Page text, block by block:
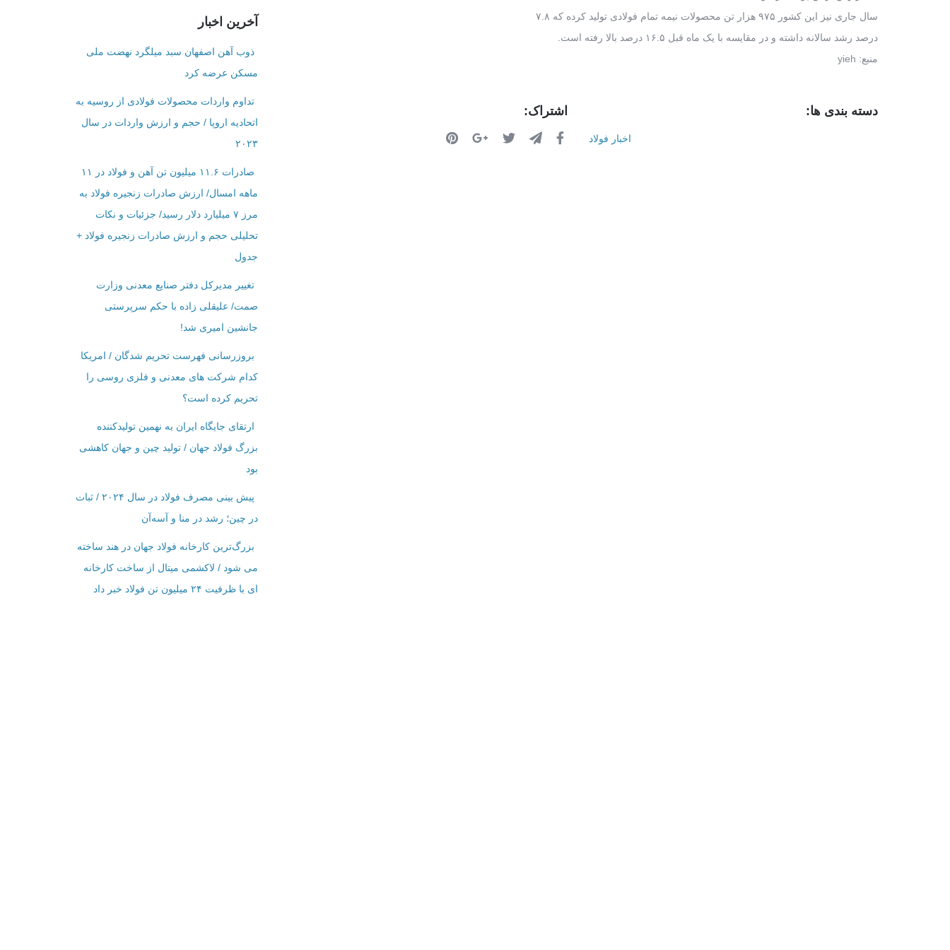
سال جاری نیز این کشور ۹۷۵ هزار تن محصولات نیمه تمام فولادی تولید کرده که ۷.۸
درصد رشد سالانه داشته و در مقایسه با یک ماه قبل ۱۶.۵ درصد بالا رفته است.
منبع: yieh
دسته بندی ها:
اخبار فولاد
اشتراک:
آخرین اخبار
ذوب آهن اصفهان سبد میلگرد نهضت ملی
مسکن عرضه کرد
تداوم واردات محصولات فولادی از روسیه به
اتحادیه اروپا / حجم و ارزش واردات در سال
۲۰۲۳
صادرات ۱۱.۶ میلیون تن آهن و فولاد در ۱۱
ماهه امسال/ ارزش صادرات زنجیره فولاد به
مرز ۷ میلیارد دلار رسید/ جزئیات و نکات
تحلیلی حجم و ارزش صادرات زنجیره فولاد +
جدول
تغییر مدیرکل دفتر صنایع معدنی وزارت
صمت/ علیقلی زاده با حکم سرپرستی
جانشین امیری شد!
بروزرسانی فهرست تحریم شدگان / امریکا
کدام شرکت ‌های معدنی و فلزی روسی را
تحریم کرده است؟
ارتقای جایگاه ایران به نهمین تولیدکننده
بزرگ فولاد جهان / تولید چین و جهان کاهشی
بود
پیش بینی مصرف فولاد در سال ۲۰۲۴ / ثبات
در چین؛ رشد در منا و آسه‌آن
بزرگ‌ترین کارخانه فولاد جهان در هند ساخته
می شود / لاکشمی میتال از ساخت کارخانه
ای با ظرفیت ۲۴ میلیون تن فولاد خبر داد